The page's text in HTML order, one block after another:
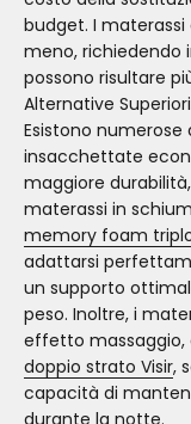
budget. I
meno, richiedendo
possono risultare
Alternative
Esistono
insacchettate
maggiore
materassi in
memory foam
adattarsi
un supporto
peso. Inoltre, i
effetto massaggio,
doppio strato Visir,
capacità di
durante la notte.